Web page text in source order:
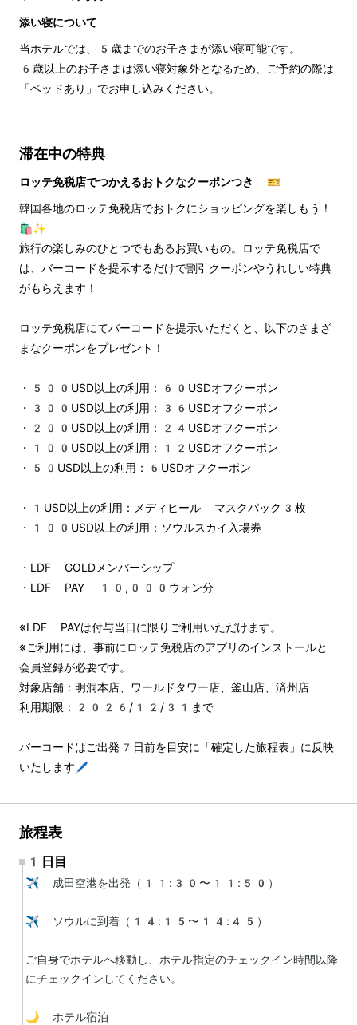
添い寝について
当ホテルでは、5歳までのお子さまが添い寝可能です。
6歳以上のお子さまは添い寝対象外となるため、ご予約の際は
「ベッドあり」でお申し込みください。
滞在中の特典
ロッテ免税店でつかえるおトクなクーポンつき 🎫
韓国各地のロッテ免税店でおトクにショッピングを楽しもう！
🛍️✨
旅行の楽しみのひとつでもあるお買いもの。ロッテ免税店で
は、バーコードを提示するだけで割引クーポンやうれしい特典
がもらえます！
ロッテ免税店にてバーコードを提示いただくと、以下のさまざ
まなクーポンをプレゼント！
・500USD以上の利用：60USDオフクーポン
・300USD以上の利用：36USDオフクーポン
・200USD以上の利用：24USDオフクーポン
・100USD以上の利用：12USDオフクーポン
・50USD以上の利用：6USDオフクーポン
・1USD以上の利用：メディヒール マスクパック3枚
・100USD以上の利用：ソウルスカイ入場券
・LDF GOLDメンバーシップ
・LDF PAY 10,000ウォン分
※LDF PAYは付与当日に限りご利用いただけます。
※ご利用には、事前にロッテ免税店のアプリのインストールと
会員登録が必要です。
対象店舗：明洞本店、ワールドタワー店、釜山店、済州店
利用期限：2026/12/31まで
バーコードはご出発7日前を目安に「確定した旅程表」に反映
いたします🖊️
旅程表
1日目
✈️ 成田空港を出発（11:30〜11:50）
✈️ ソウルに到着（14:15〜14:45）
ご自身でホテルへ移動し、ホテル指定のチェックイン時間以降
にチェックインしてください。
🌙 ホテル宿泊